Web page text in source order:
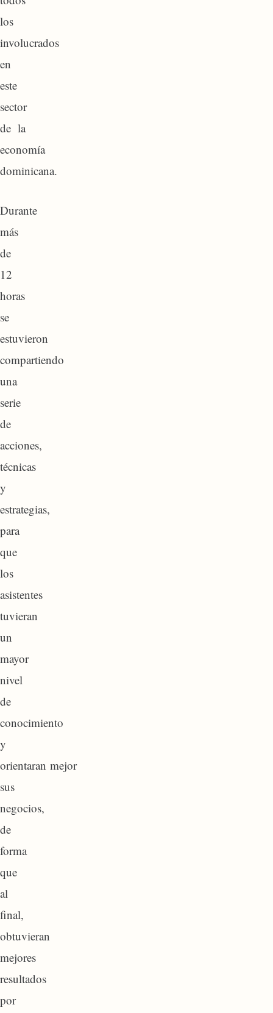
los
involucrados
en
este
sector
de la
economía
dominicana.
Durante
más
de
12
horas
se
estuvieron
compartiendo
una
serie
de
acciones,
técnicas
y
estrategias,
para
que
los
asistentes
tuvieran
un
mayor
nivel
de
conocimiento
y
orientaran mejor
sus
negocios,
de
forma
que
al
final,
obtuvieran
mejores
resultados
por